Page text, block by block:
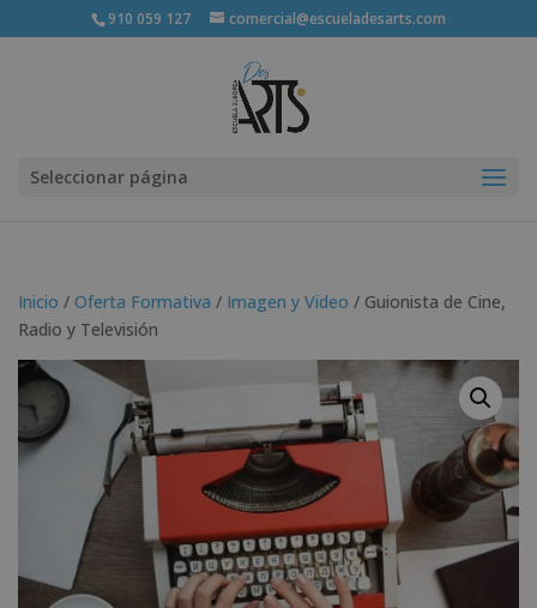
910 059 127 comercial@escueladesarts.com
Seleccionar página
Inicio / Oferta Formativa / Imagen y Video / Guionista de Cine,
Radio y Televisión